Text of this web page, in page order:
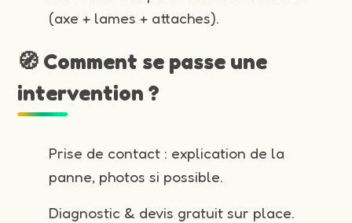
(axe + lames + attaches).
🧭 Comment se passe une
intervention ?
Prise de contact : explication de la
panne, photos si possible.
Diagnostic & devis gratuit sur place.